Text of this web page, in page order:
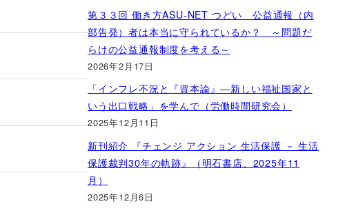
第３３回 働き方ASU-NET つどい 公益通報（内
部告発）者は本当に守られているか？ ～問題だ
らけの公益通報制度を考える～
2026年2月17日
「インフレ不況と『資本論』―新しい福祉国家と
いう出口戦略」を学んで（労働時間研究会）
2025年12月11日
新刊紹介 『チェンジ アクション 生活保護 － 生活
保護裁判30年の軌跡』（明石書店、2025年11
月）
2025年12月6日